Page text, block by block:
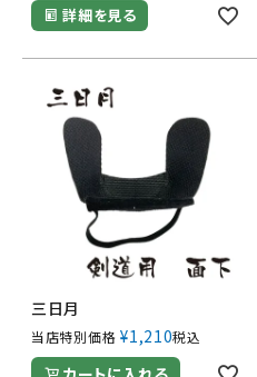
詳細を見る
三日月
当店特別価格 ¥1,210税込